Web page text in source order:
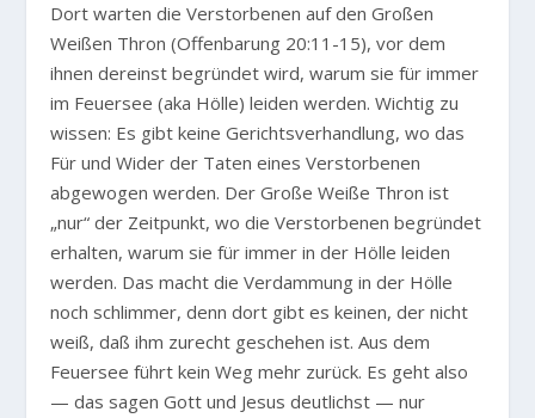
Dort warten die Verstorbenen auf den Großen
Weißen Thron (Offenbarung 20:11-15), vor dem
ihnen dereinst begründet wird, warum sie für immer
im Feuersee (aka Hölle) leiden werden. Wichtig zu
wissen: Es gibt keine Gerichtsverhandlung, wo das
Für und Wider der Taten eines Verstorbenen
abgewogen werden. Der Große Weiße Thron ist
„nur“ der Zeitpunkt, wo die Verstorbenen begründet
erhalten, warum sie für immer in der Hölle leiden
werden. Das macht die Verdammung in der Hölle
noch schlimmer, denn dort gibt es keinen, der nicht
weiß, daß ihm zurecht geschehen ist. Aus dem
Feuersee führt kein Weg mehr zurück. Es geht also
— das sagen Gott und Jesus deutlichst — nur